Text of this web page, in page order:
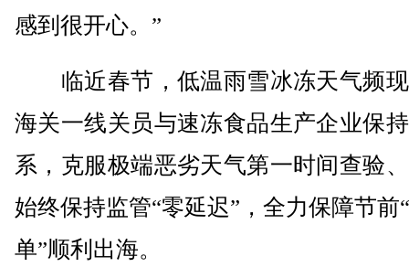
感到很开心。”
临近春节，低温雨雪冰冻天气频
海关一线关员与速冻食品生产企业保
系，克服极端恶劣天气第一时间查验
始终保持监管“零延迟”，全力保障节前
单”顺利出海。